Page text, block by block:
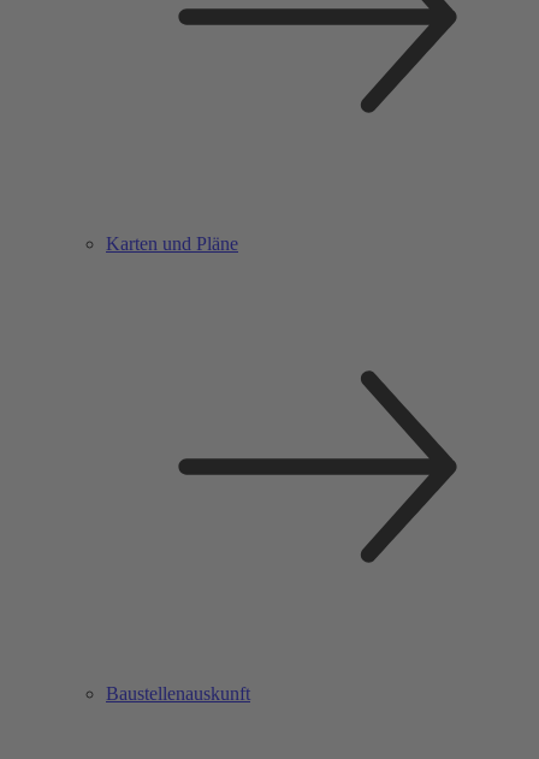
Karten und Pläne
Baustellenauskunft